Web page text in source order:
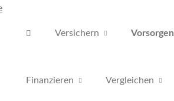
Versichern Vorsorgen
Finanzieren Vergleichen